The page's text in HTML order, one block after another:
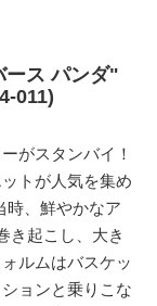
ース パンダ"
011)
がスタンバイ！
トが人気を集め
時、鮮やかなア
き起こし、大き
ルムはバスケッ
ョンと乗りこな